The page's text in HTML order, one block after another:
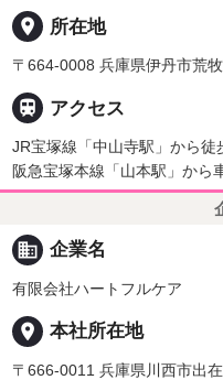
place 所在地
〒664-0008 兵庫県伊丹市荒
 アクセス
JR宝塚線「中山寺駅」から徒
阪急宝塚本線「山本駅」から
business 企業名
有限会社ハートフルケア
place 本社所在地
〒666-0011 兵庫県川西市出